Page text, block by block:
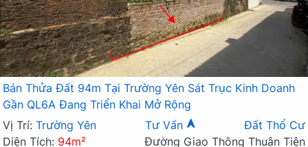
Bán Thửa Đất 94m Tại Trường Yên Sát Trục Kinh Doanh
Gần QL6A Đang Triển Khai Mở Rộng
Vị Trí: Trường Yên Tư Vấn
Đất Thổ Cư
Diện Tích: 94m²
Đường Giao Thông Thuận Tiện